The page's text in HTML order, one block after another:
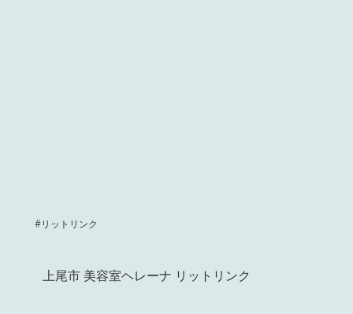
#リットリンク
上尾市 美容室ヘレーナ リットリンク